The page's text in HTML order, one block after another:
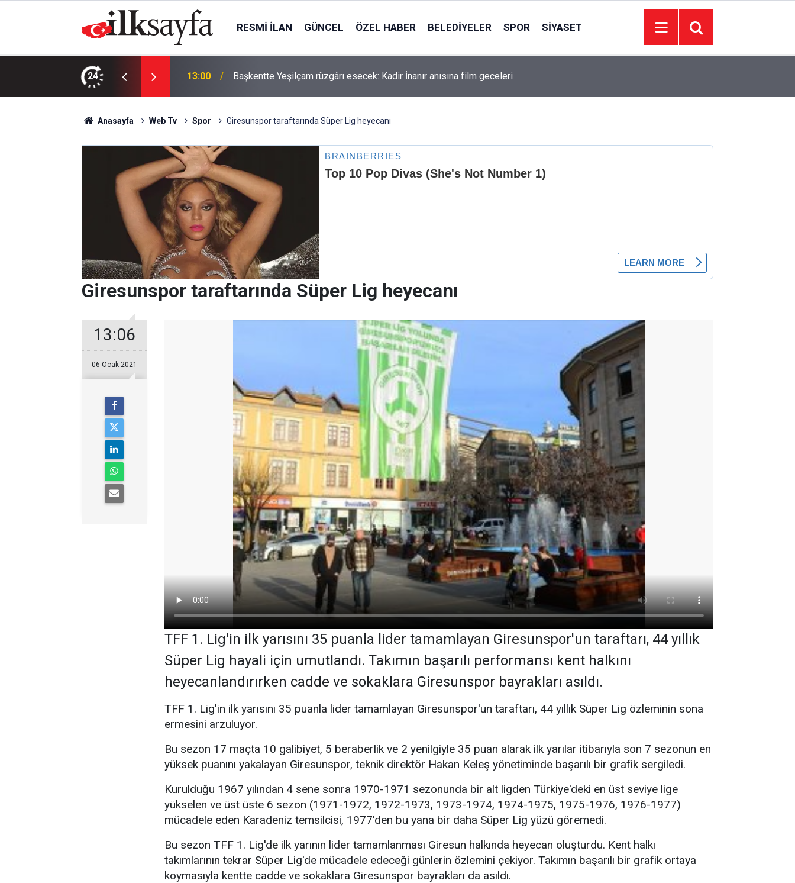
RESMI İLAN GÜNCEL ÖZEL HABER BELEDIYELER SPOR SIYASET
24 13:00 Başkentte Yeşilçam rüzgârı esecek: Kadir İnanır anısına film geceleri
Anasayfa Web Tv Spor Giresunspor taraftarında Süper Lig heyecanı
Giresunspor taraftarında Süper Lig heyecanı
13:06
06 Ocak 2021
TFF 1. Lig'in ilk yarısını 35 puanla lider tamamlayan Giresunspor'un taraftarı, 44 yıllık
Süper Lig hayali için umutlandı. Takımın başarılı performansı kent halkını
heyecanlandırırken cadde ve sokaklara Giresunspor bayrakları asıldı.
TFF 1. Lig'in ilk yarısını 35 puanla lider tamamlayan Giresunspor'un taraftarı, 44 yıllık Süper Lig özleminin sona
ermesini arzuluyor.
Bu sezon 17 maçta 10 galibiyet, 5 beraberlik ve 2 yenilgiyle 35 puan alarak ilk yarılar itibarıyla son 7 sezonun en
yüksek puanını yakalayan Giresunspor, teknik direktör Hakan Keleş yönetiminde başarılı bir grafik sergiledi.
Kurulduğu 1967 yılından 4 sene sonra 1970-1971 sezonunda bir alt ligden Türkiye'deki en üst seviye lige
yükselen ve üst üste 6 sezon (1971-1972, 1972-1973, 1973-1974, 1974-1975, 1975-1976, 1976-1977)
mücadele eden Karadeniz temsilcisi, 1977'den bu yana bir daha Süper Lig yüzü göremedi.
Bu sezon TFF 1. Lig'de ilk yarının lider tamamlanması Giresun halkında heyecan oluşturdu. Kent halkı
takımlarının tekrar Süper Lig'de mücadele edeceği günlerin özlemini çekiyor. Takımın başarılı bir grafik ortaya
koymasıyla kentte cadde ve sokaklara Giresunspor bayrakları da asıldı.